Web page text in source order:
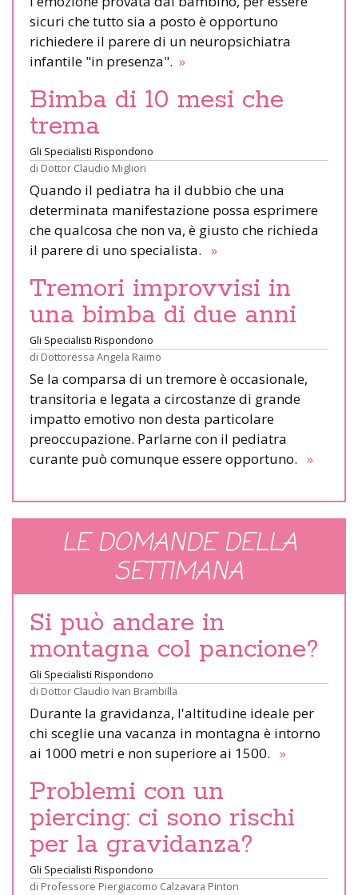
sicuri che tutto sia a posto è opportuno
richiedere il parere di un neuropsichiatra
infantile "in presenza". »
Bimba di 10 mesi che
trema
Gli Specialisti Rispondono
di Dottor Claudio Migliori
Quando il pediatra ha il dubbio che una
determinata manifestazione possa esprimere
che qualcosa che non va, è giusto che richieda
il parere di uno specialista. »
Tremori improvvisi in
una bimba di due anni
Gli Specialisti Rispondono
di Dottoressa Angela Raimo
Se la comparsa di un tremore è occasionale,
transitoria e legata a circostanze di grande
impatto emotivo non desta particolare
preoccupazione. Parlarne con il pediatra
curante può comunque essere opportuno. »
LE DOMANDE DELLA
SETTIMANA
Si può andare in
montagna col pancione?
Gli Specialisti Rispondono
di Dottor Claudio Ivan Brambilla
Durante la gravidanza, l'altitudine ideale per
chi sceglie una vacanza in montagna è intorno
ai 1000 metri e non superiore ai 1500. »
Problemi con un
piercing: ci sono rischi
per la gravidanza?
Gli Specialisti Rispondono
di Professore Piergiacomo Calzavara Pinton